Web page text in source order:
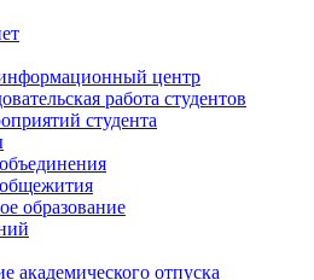
центр
работа студентов
студента
образование
академического отпуска